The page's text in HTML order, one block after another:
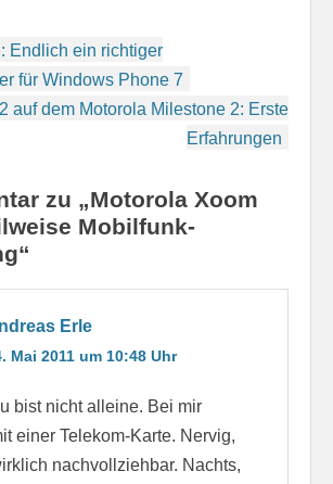
zu…
Endlich ein richtiger
für Windows Phone 7
auf dem Motorola Milestone 2: Erste
Erfahrungen
zu „Motorola Xoom
Mobilfunk-
Erle
Mai 2011 um 10:48 Uhr
bist nicht alleine. Bei mir
einer Telekom-Karte. Nervig,
nachvollziehbar. Nachts,